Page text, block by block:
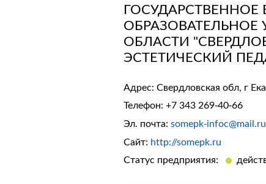
ОБЛАСТИ
ЭСТЕТИЧЕСКИЙ
Адрес: Свердловская обл, г
Телефон: +7 343 269-40-66
Эл. почта: somepk-infoc@mail.ru
Сайт: http://somepk.ru
Статус предприятия: